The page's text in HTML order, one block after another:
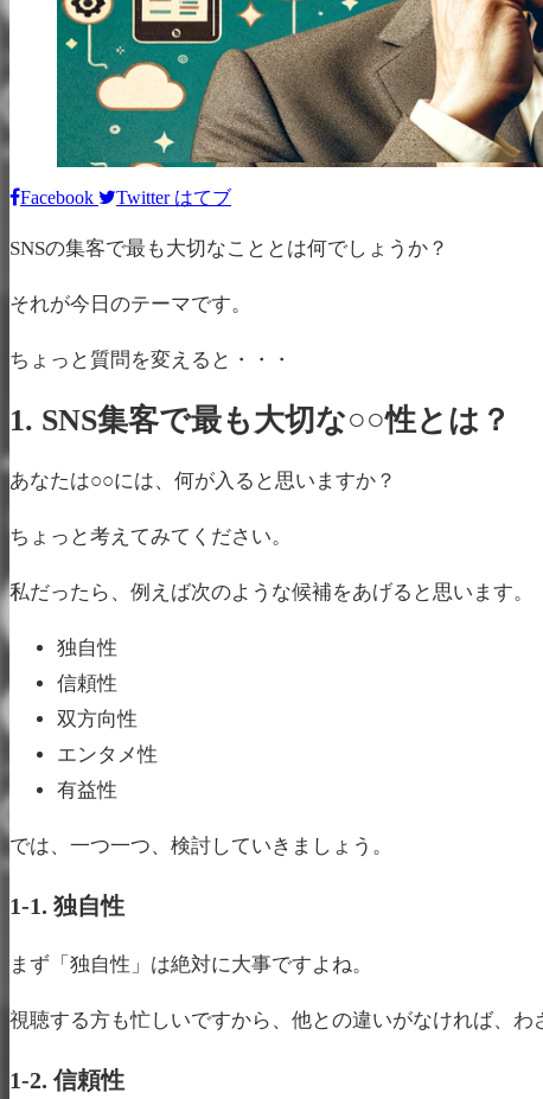
Facebook Twitter はてブ
SNSの集客で最も大切なこととは何でしょうか？
それが今日のテーマです。
ちょっと質問を変えると・・・
1. SNS集客で最も大切な○○性とは？
あなたは○○には、何が入ると思いますか？
ちょっと考えてみてください。
私だったら、例えば次のような候補をあげると思います。
独自性
信頼性
双方向性
エンタメ性
有益性
では、一つ一つ、検討していきましょう。
1-1. 独自性
まず「独自性」は絶対に大事ですよね。
視聴する方も忙しいですから、他との違いがなければ、
1-2. 信頼性